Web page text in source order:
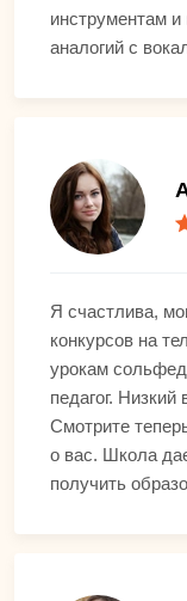
инструментам
аналогий с
Я счастлива,
конкурсов на
урокам
педагог.
Смотрите
о вас. Школа
получить